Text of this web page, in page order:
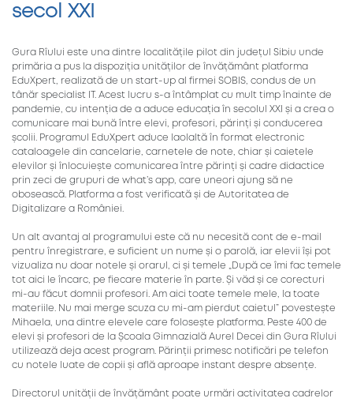
secol XXI
Gura Rîului este una dintre localitățile pilot din județul Sibiu unde
primăria a pus la dispoziția unităților de învățământ platforma
EduXpert, realizată de un start-up al firmei SOBIS, condus de un
tânăr specialist IT. Acest lucru s-a întâmplat cu mult timp înainte de
pandemie, cu intenția de a aduce educația în secolul XXI și a crea o
comunicare mai bună între elevi, profesori, părinți și conducerea
școlii. Programul EduXpert aduce laolaltă în format electronic
cataloagele din cancelarie, carnetele de note, chiar și caietele
elevilor și înlocuiește comunicarea între părinți și cadre didactice
prin zeci de grupuri de what’s app, care uneori ajung să ne
obosească. Platforma a fost verificată și de Autoritatea de
Digitalizare a României.
Un alt avantaj al programului este că nu necesită cont de e-mail
pentru înregistrare, e suficient un nume și o parolă, iar elevii își pot
vizualiza nu doar notele și orarul, ci și temele „După ce îmi fac temele
tot aici le încarc, pe fiecare materie în parte. Și văd și ce corecturi
mi-au făcut domnii profesori. Am aici toate temele mele, la toate
materiile. Nu mai merge scuza cu mi-am pierdut caietul” povestește
Mihaela, una dintre elevele care folosește platforma. Peste 400 de
elevi și profesori de la Școala Gimnazială Aurel Decei din Gura Rîului
utilizează deja acest program. Părinții primesc notificări pe telefon
cu notele luate de copii și află aproape instant despre absențe.
Directorul unității de învățământ poate urmări activitatea cadrelor